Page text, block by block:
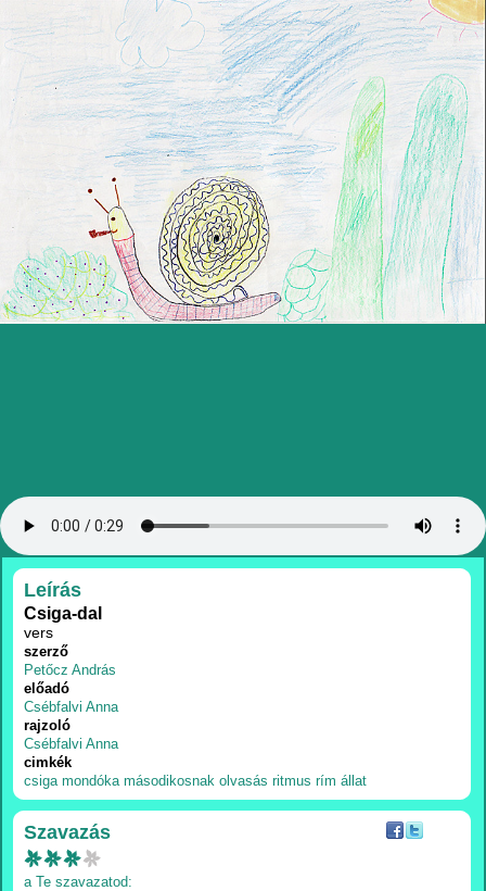
RÉSZLETEK
Leírás
Csiga-dal
vers
szerző
Petőcz András
előadó
Csébfalvi Anna
rajzoló
Csébfalvi Anna
cimkék
csiga mondóka másodikosnak olvasás ritmus rím állat
Szavazás
a Te szavazatod: